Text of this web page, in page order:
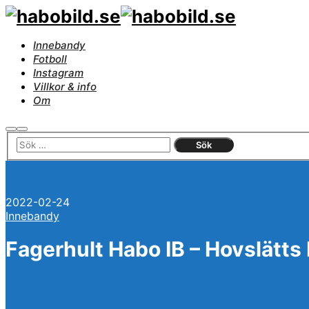
Innebandy
Fotboll
Instagram
Villkor & info
Om
SökHuvudmeny
2022-02-24
Innebandy
Fagerhult Habo IB – Hovslätts